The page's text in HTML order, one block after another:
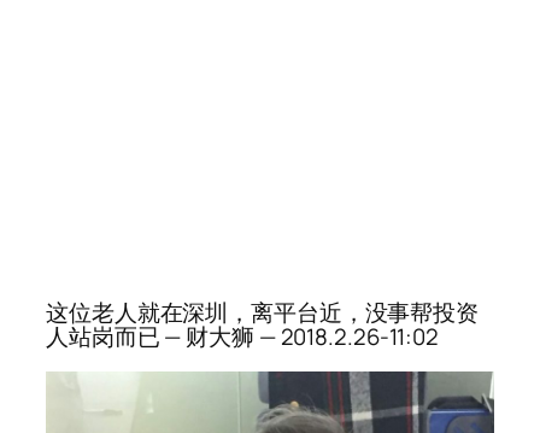
这位老人就在深圳，离平台近，没事帮投资
人站岗而已 — 财大狮 — 2018.2.26-11:02